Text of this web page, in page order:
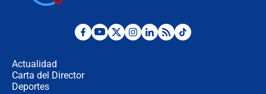
Posesión de Abelardo De La Espriella
Actualidad
Carta del Director
Deportes